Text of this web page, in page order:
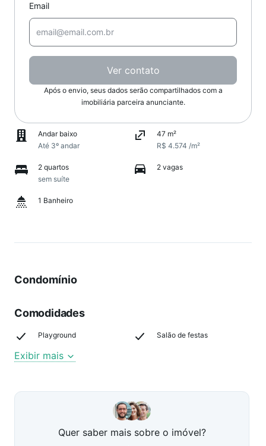
Email
Ver contato
Após o envio, seus dados serão compartilhados com a
imobiliária parceira anunciante.
Andar baixo
Até 3º andar
47 m²
R$ 4.574 /m²
2 quartos
sem suíte
2 vagas
1 Banheiro
Condomínio
Comodidades
Playground Salão de festas
Exibir mais
Quer saber mais sobre o imóvel?